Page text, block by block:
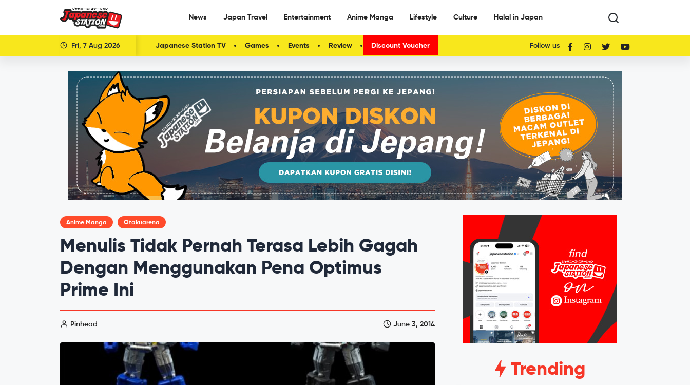
News Japan Travel Entertainment Anime Manga Lifestyle Culture Halal in Japan
Fri, 7 Aug 2026 Japanese Station TV Games Events Review Discount Voucher Follow us
Anime Manga Otakuarena
Menulis Tidak Pernah Terasa Lebih Gagah
Dengan Menggunakan Pena Optimus
Prime Ini
Pinhead June 3, 2014
Trending